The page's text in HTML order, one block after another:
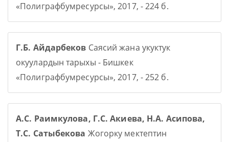
«Полиграфбумресурсы», 2017, - 224 б.
Г.Б. Айдарбеков Саясий жана укуктук
окуулардын тарыхы - Бишкек
«Полиграфбумресурсы», 2017, - 252 б.
А.С. Раимкулова, Г.С. Акиева, Н.А. Асипова,
Т.С. Сатыбекова Жогорку мектептин